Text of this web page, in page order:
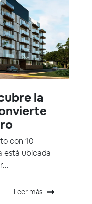
la
con 10
está ubicada
Leer más